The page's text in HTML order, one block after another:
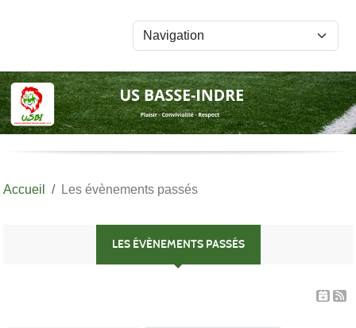
Accueil Les évènements passés
LES ÉVÈNEMENTS PASSÉS